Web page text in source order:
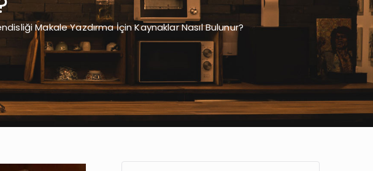
Makale Yazdırma İçin Kaynaklar Nasıl Bulunur?